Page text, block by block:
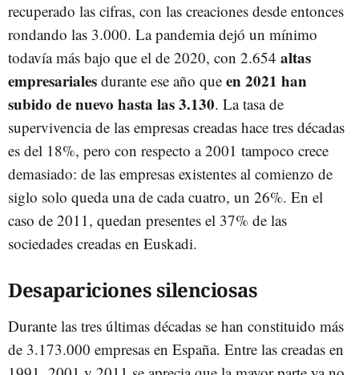
recuperado las cifras, con las creaciones desde entonces
rondando las 3.000. La pandemia dejó un mínimo
todavía más bajo que el de 2020, con 2.654 altas
empresariales durante ese año que en 2021 han
subido de nuevo hasta las 3.130. La tasa de
supervivencia de las empresas creadas hace tres décadas
es del 18%, pero con respecto a 2001 tampoco crece
demasiado: de las empresas existentes al comienzo de
siglo solo queda una de cada cuatro, un 26%. En el
caso de 2011, quedan presentes el 37% de las
sociedades creadas en Euskadi.
Desapariciones silenciosas
Durante las tres últimas décadas se han constituido más
de 3.173.000 empresas en España. Entre las creadas en